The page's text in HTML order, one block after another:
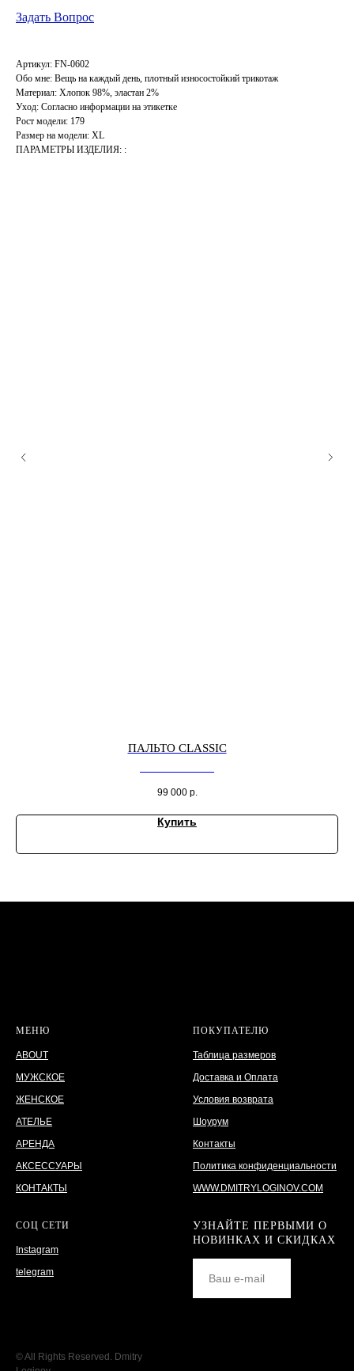
Задать Вопрос
Артикул: FN-0602
Обо мне: Вещь на каждый день, плотный износостойкий трикотаж
Материал: Хлопок 98%, эластан 2%
Уход: Согласно информации на этикетке
Рост модели: 179
Размер на модели: XL
ПАРАМЕТРЫ ИЗДЕЛИЯ: :
ПАЛЬТО CLASSIC
99 000 р.
Купить
МЕНЮ
ABOUT
МУЖСКОЕ
ЖЕНСКОЕ
АТЕЛЬЕ
АРЕНДА
АКСЕССУАРЫ
КОНТАКТЫ
ПОКУПАТЕЛЮ
Таблица размеров
Доставка и Оплата
Условия возврата
Шоурум
Контакты
Политика конфиденциальности
WWW.DMITRYLOGINOV.COM
СОЦ СЕТИ
Instagram
telegram
УЗНАЙТЕ ПЕРВЫМИ О
НОВИНКАХ И СКИДКАХ
© All Rights Reserved. Dmitry